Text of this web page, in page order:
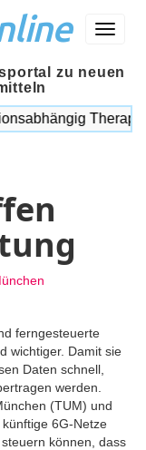
Menü
zu neuen
Therapie
ferngesteuerte
wichtiger. Damit sie
Daten schnell,
werden.
(TUM) und
6G-Netze
können, dass